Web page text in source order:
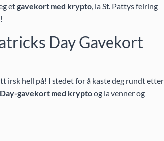
etgavekort med krypto, la St. Pattys feiring
Day Gavekort
irsk hell på! I stedet for å kaste deg rundt etter
gavekort med kryptoog la venner og